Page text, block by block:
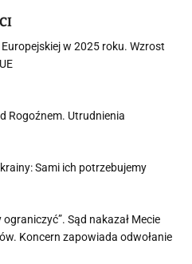
w 2025 roku. Wzrost
Rogoźnem. Utrudnienia
Sami ich potrzebujemy
Sąd nakazał Mecie
Koncern zapowiada odwołanie